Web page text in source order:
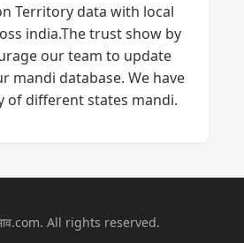
Territory data with local
india.The trust show by
our team to update
mandi database. We have
of different states mandi.
All rights reserved.